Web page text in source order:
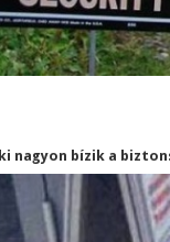
nagyon bízik a